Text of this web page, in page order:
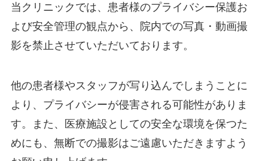
当クリニックでは、患者様のプライバシー保護お
よび安全管理の観点から、院内での写真・動画撮
影を禁止させていただいております。
他の患者様やスタッフが写り込んでしまうことに
より、プライバシーが侵害される可能性がありま
す。また、医療施設としての安全な環境を保つた
めにも、無断での撮影はご遠慮いただきますよう